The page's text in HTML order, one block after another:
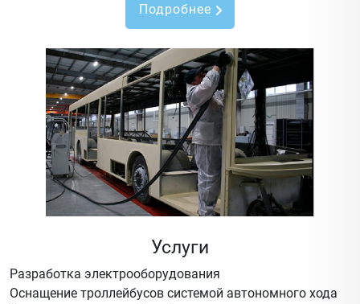
Подробнее
Услуги
Разработка электрооборудования
Оснащение троллейбусов системой автономного хода